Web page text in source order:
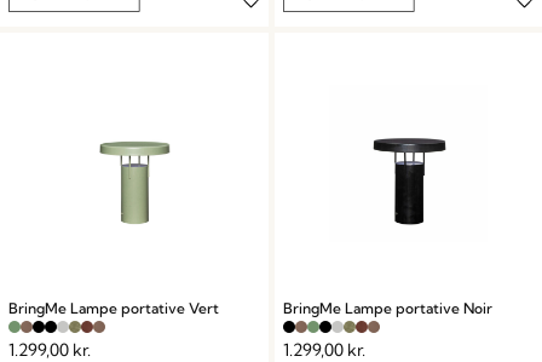
BringMe Lampe portative Vert
1.299,00 kr.
BringMe Lampe portative Noir
1.299,00 kr.